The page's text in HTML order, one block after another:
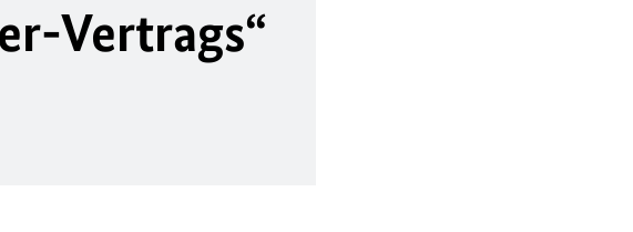
Vertrags“